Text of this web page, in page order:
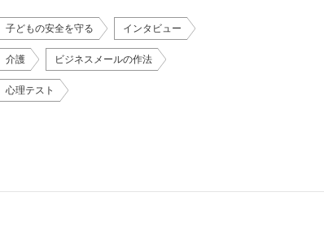
子どもの安全を守る インタビュー
介護 ビジネスメールの作法
心理テスト